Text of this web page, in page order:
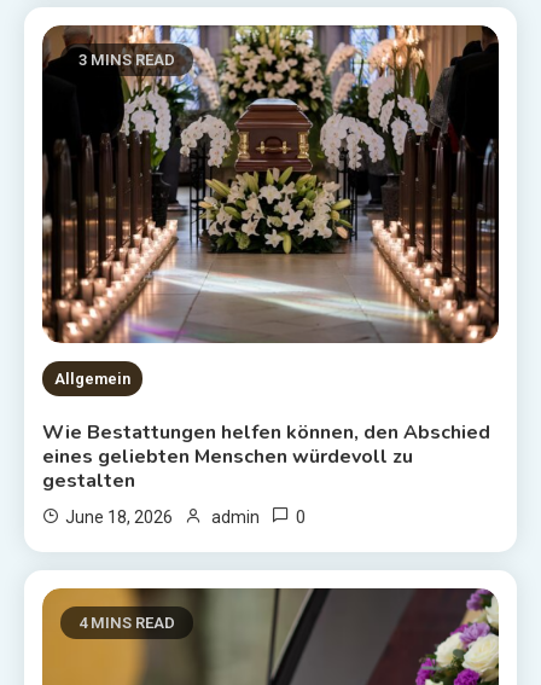
3 MINS READ
Allgemein
Wie Bestattungen helfen können, den Abschied
eines geliebten Menschen würdevoll zu
gestalten
June 18, 2026 admin 0
4 MINS READ